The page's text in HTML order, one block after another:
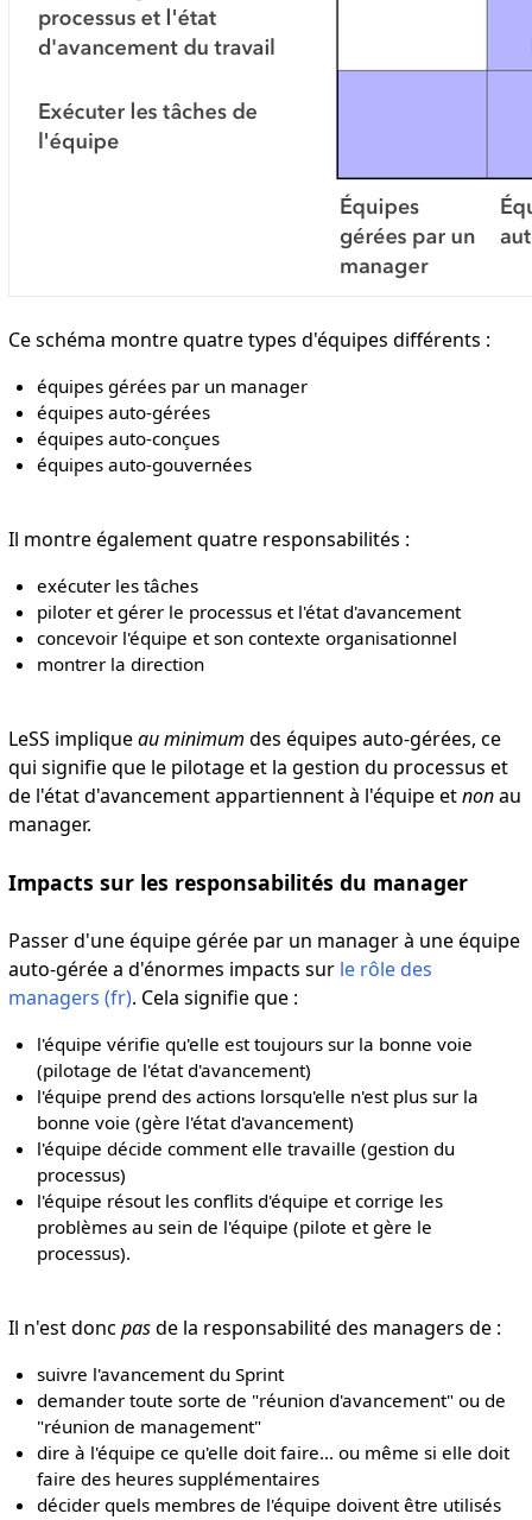
Ce schéma montre quatre types d'équipes différents :
équipes gérées par un manager
équipes auto-gérées
équipes auto-conçues
équipes auto-gouvernées
Il montre également quatre responsabilités :
exécuter les tâches
piloter et gérer le processus et l'état d'avancement
concevoir l'équipe et son contexte organisationnel
montrer la direction
LeSS impliqueau minimum des équipes auto-gérées, ce
qui signifie que le pilotage et la gestion du processus et
de l'état d'avancement appartiennent à l'équipe etnonau
manager.
Impacts sur les responsabilités du manager
Passer d'une équipe gérée par un manager à une équipe
auto-gérée a d'énormes impacts sur le rôle des
managers (fr). Cela signifie que :
l'équipe vérifie qu'elle est toujours sur la bonne voie
(pilotage de l'état d'avancement)
l'équipe prend des actions lorsqu'elle n'est plus sur la
bonne voie (gère l'état d'avancement)
l'équipe décide comment elle travaille (gestion du
processus)
l'équipe résout les conflits d'équipe et corrige les
problèmes au sein de l'équipe (pilote et gère le
processus).
Il n'est donc pasde la responsabilité des managers de :
suivre l'avancement du Sprint
demander toute sorte de "réunion d'avancement" ou de
"réunion de management"
dire à l'équipe ce qu'elle doit faire... ou même si elle doit
faire des heures supplémentaires
décider quels membres de l'équipe doivent être utilisés